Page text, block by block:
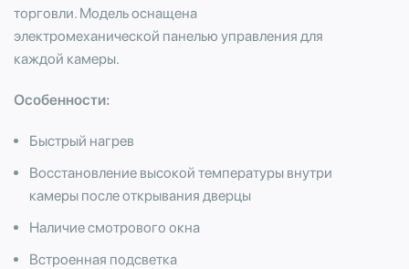
торговли. Модель оснащена
электромеханической панелью управления для
каждой камеры.
Особенности:
Быстрый нагрев
Восстановление высокой температуры внутри
камеры после открывания дверцы
Наличие смотрового окна
Встроенная подсветка